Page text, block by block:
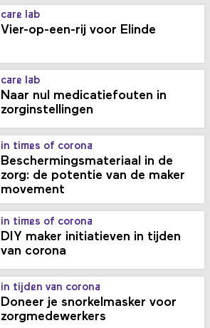
care lab
Vier-op-een-rij voor Elinde
care lab
Naar nul medicatiefouten in
zorginstellingen
in times of corona
Beschermingsmateriaal in de
zorg: de potentie van de maker
movement
in times of corona
DIY maker initiatieven in tijden
van corona
in tijden van corona
Doneer je snorkelmasker voor
zorgmedewerkers